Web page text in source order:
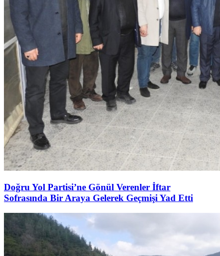
Doğru Yol Partisi’ne Gönül Verenler İftar
Sofrasında Bir Araya Gelerek Geçmişi Yad Etti